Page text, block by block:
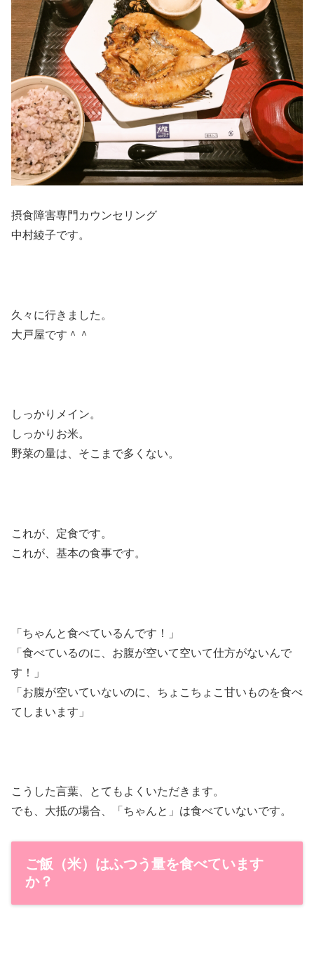
摂食障害専門カウンセリング
中村綾子です。
久々に行きました。
大戸屋です＾＾
しっかりメイン。
しっかりお米。
野菜の量は、そこまで多くない。
これが、定食です。
これが、基本の食事です。
「ちゃんと食べているんです！」
「食べているのに、お腹が空いて空いて仕方がないんで
す！」
「お腹が空いていないのに、ちょこちょこ甘いものを食べ
てしまいます」
こうした言葉、とてもよくいただきます。
でも、大抵の場合、「ちゃんと」は食べていないです。
ご飯（米）はふつう量を食べています
か？